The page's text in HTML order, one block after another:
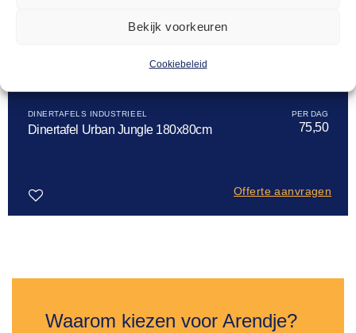
Bekijk voorkeuren
Cookiebeleid
DINERTAFELS INDUSTRIEEL
Dinertafel Urban Jungle 180x80cm 75,50
Offerte aanvragen
Waarom kiezen voor Arendje?